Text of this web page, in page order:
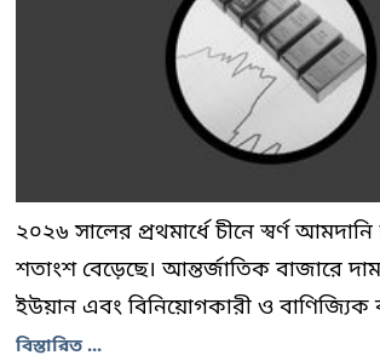
২০২৬ সালের প্রথমার্ধে চীনে স্বর্ণ
শতাংশ বেড়েছে। আন্তর্জাতিক বাজারে
ইউয়ান এবং বিনিয়োগকারী ও
বিস্তারিত ...